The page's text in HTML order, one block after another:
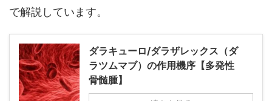
で解説しています。
ダラキューロ/ダラザレックス（ダ
ラツムマブ）の作用機序【多発性
骨髄腫】